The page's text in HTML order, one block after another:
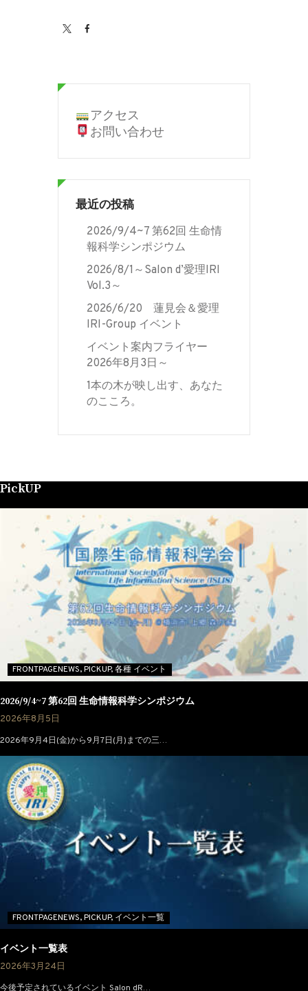
アクセス
お問い合わせ
最近の投稿
2026/9/4~7 第62回 生命情
報科学シンポジウム
2026/8/1～Salon d’愛理IRI
Vol.3～
2026/6/20 蓮見会＆愛理
IRI-Group イベント
イベント案内フライヤー
2026年8月3日～
1本の木が映し出す、あなた
のこころ。
PickUP
FRONTPAGENEWS,PICKUP,各種 イベント
2026/9/4~7 第62回 生命情報科学シンポジウム
2026年8月5日
2026年9月4日(金)から9月7日(月)までの三…
FRONTPAGENEWS,PICKUP, イベント一覧
イベント一覧表
2026年3月24日
今後予定されているイベント Salon dR…